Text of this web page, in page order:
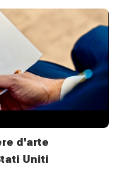
d'arte
Uniti